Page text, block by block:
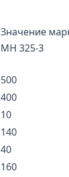
Значение
МН 325-3
500
400
10
140
40
160